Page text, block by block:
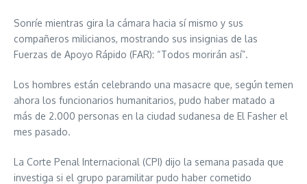
Sonríe mientras gira la cámara hacia sí mismo y sus
compañeros milicianos, mostrando sus insignias de las
Fuerzas de Apoyo Rápido (FAR): “Todos morirán así”.
Los hombres están celebrando una masacre que, según temen
ahora los funcionarios humanitarios, pudo haber matado a
más de 2.000 personas en la ciudad sudanesa de El Fasher el
mes pasado.
La Corte Penal Internacional (CPI) dijo la semana pasada que
investiga si el grupo paramilitar pudo haber cometido